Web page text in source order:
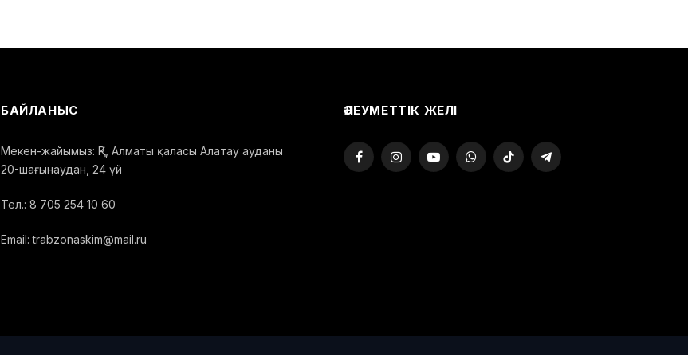
БАЙЛАНЫС
Мекен-жайымыз: ҚР, Алматы қаласы Алатау ауданы
20-шағынаудан, 24 үй
Тел.: 8 705 254 10 60
Email: trabzonaskim@mail.ru
ӘЛЕУМЕТТІК ЖЕЛІ
FacebookInstagramYouTubeWhatsAppTikTok Telegram